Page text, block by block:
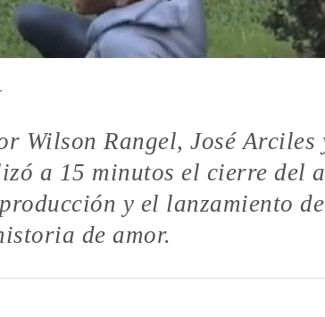
Wilson Rangel, José Arciles
a 15 minutos el cierre del
y el lanzamiento
de amor.